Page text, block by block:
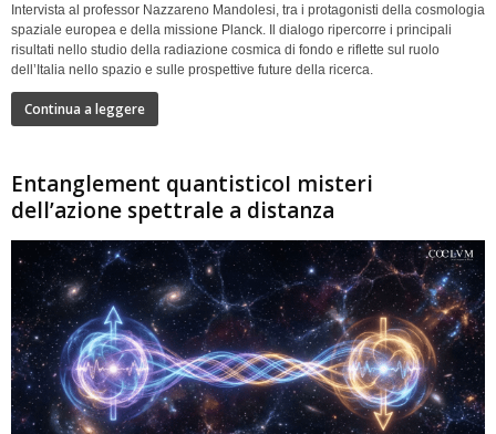
Intervista al professor Nazzareno Mandolesi, tra i protagonisti della cosmologia
spaziale europea e della missione Planck. Il dialogo ripercorre i principali
risultati nello studio della radiazione cosmica di fondo e riflette sul ruolo
dell’Italia nello spazio e sulle prospettive future della ricerca.
Continua a leggere
Entanglement quantisticoI misteri
dell’azione spettrale a distanza